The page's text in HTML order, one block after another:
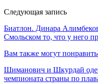
Следующая запись
Биатлон. Динара
Смольском то, что у него
Вам также могут
Шиманович и Шкурдай
чемпионата страны по